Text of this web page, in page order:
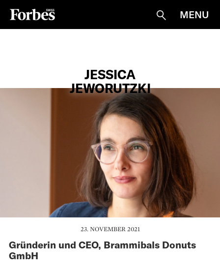
Suche
MENU
JESSICA
JEWORUTZKI
23. NOVEMBER 2021
Gründerin und CEO, Brammibals Donuts
GmbH